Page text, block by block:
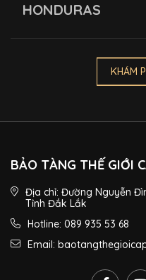
HONDURAS
KHÁM
BẢO TÀNG THẾ GIỚI
Địa chỉ: Đường Nguyễn
Tỉnh Đắk Lắk
Hotline: 089 935 53 68
Email: